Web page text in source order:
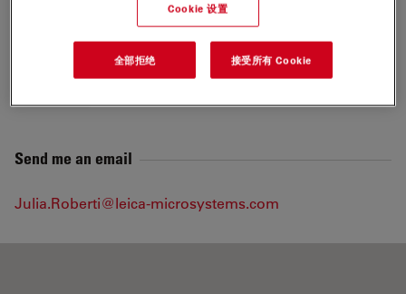
共聚焦显微镜 Super-Resolution
Send me an email
Julia.Roberti@leica-microsystems.com
Cookie 设置
全部拒绝 接受所有 Cookie